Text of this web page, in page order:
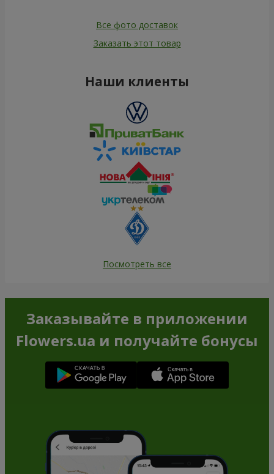
Все фото доставок
Заказать этот товар
Наши клиенты
Посмотреть все
Заказывайте в приложении
Flowers.ua и получайте бонусы